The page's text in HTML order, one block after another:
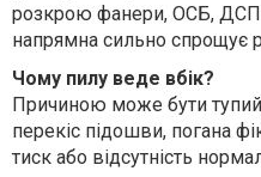
розкрою фанери, ОСБ, ДСП
напрямна сильно спрощує
Чому пилу веде вбік?
Причиною може бути
перекіс підошви, погана
тиск або відсутність